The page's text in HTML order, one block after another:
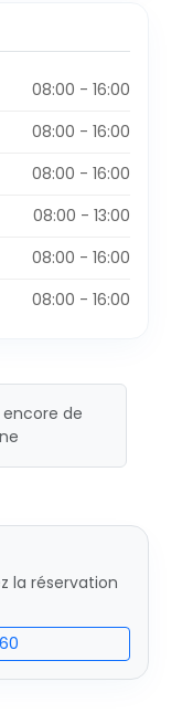
08:00 - 16:00
08:00 - 16:00
08:00 - 16:00
08:00 - 13:00
08:00 - 16:00
08:00 - 16:00
de
la réservation